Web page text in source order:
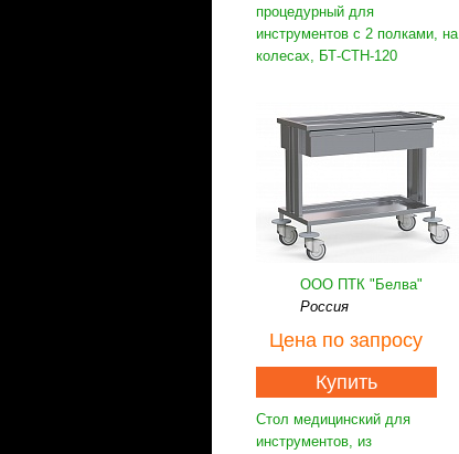
процедурный для
инструментов с 2 полками, на
колесах, БТ-СТН-120
ООО ПТК "Белва"
Россия
Цена по запросу
Купить
Стол медицинский для
инструментов, из